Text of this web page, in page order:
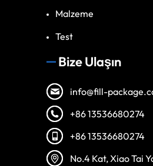
Malzeme
Test
Bize Ulaşın
info@fill-
+86 13536680274
+86 13536680274
No.4 Kat, Xiao Tai